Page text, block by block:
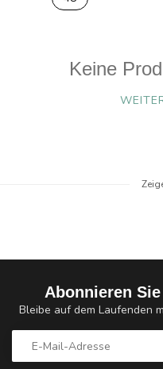
Keine
Abonnieren
Bleibe auf dem Laufenden